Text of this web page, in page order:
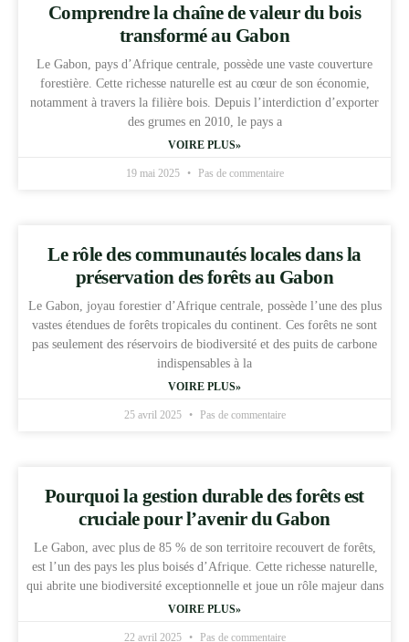
Comprendre la chaîne de valeur du bois
transformé au Gabon
Le Gabon, pays d’Afrique centrale, possède une vaste couverture
forestière. Cette richesse naturelle est au cœur de son économie,
notamment à travers la filière bois. Depuis l’interdiction d’exporter
des grumes en 2010, le pays a
VOIRE PLUS»
19 mai 2025 Pas de commentaire
Le rôle des communautés locales dans la
préservation des forêts au Gabon
Le Gabon, joyau forestier d’Afrique centrale, possède l’une des plus
vastes étendues de forêts tropicales du continent. Ces forêts ne sont
pas seulement des réservoirs de biodiversité et des puits de carbone
indispensables à la
VOIRE PLUS»
25 avril 2025 Pas de commentaire
Pourquoi la gestion durable des forêts est
cruciale pour l’avenir du Gabon
Le Gabon, avec plus de 85 % de son territoire recouvert de forêts,
est l’un des pays les plus boisés d’Afrique. Cette richesse naturelle,
qui abrite une biodiversité exceptionnelle et joue un rôle majeur dans
VOIRE PLUS»
22 avril 2025 Pas de commentaire